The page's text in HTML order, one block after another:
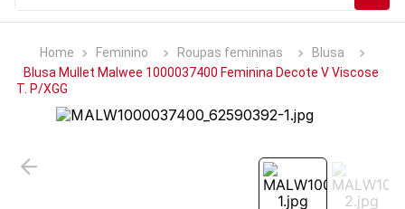
Feminino Roupas femininas
Blusa
Blusa Mullet Malwee 1000037400 Feminina Decote V Viscose
T. P/XGG
1º
cuecas
3º
pijamas
sutias
sutiã bojo